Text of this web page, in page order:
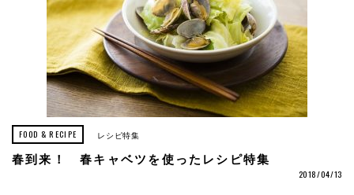
FOOD & RECIPE レシピ特集
春到来！ 春キャベツを使ったレシピ特集
2018/04/13